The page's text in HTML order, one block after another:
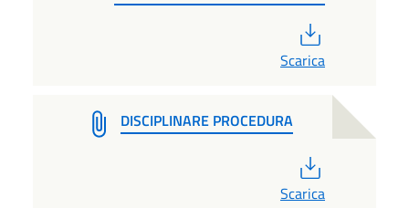
Scarica
DISCIPLINARE PROCEDURA
Scarica